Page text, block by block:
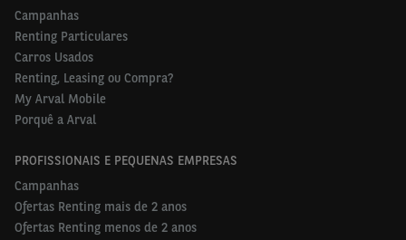
Campanhas
Renting Particulares
Carros Usados
Renting, Leasing ou Compra?
My Arval Mobile
Porquê a Arval
PROFISSIONAIS E PEQUENAS EMPRESAS
Campanhas
Ofertas Renting mais de 2 anos
Ofertas Renting menos de 2 anos